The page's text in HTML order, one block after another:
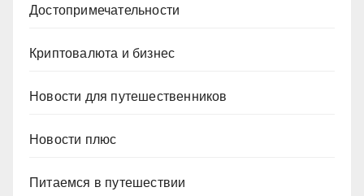
Достопримечательности
Криптовалюта и бизнес
Новости для путешественников
Новости плюс
Питаемся в путешествии